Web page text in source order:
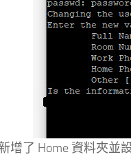
增了 Home 資料夾並